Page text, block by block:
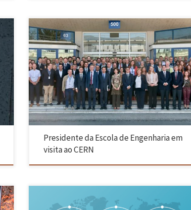
O Presidente da Escola de Engenharia, João L. Monteiro, participou,
juntamente com o Reitor da Universidade do Minho, Rui Vieira de
Castro, numa visita ao CERN, que se realizou a 4 de setembro. A
convite do Ministério da Ciência, Tecnologia e Ensino Superior, este
encontro juntou mais de 30 instituições […]
Presidente da Escola de Engenharia em
visita ao CERN